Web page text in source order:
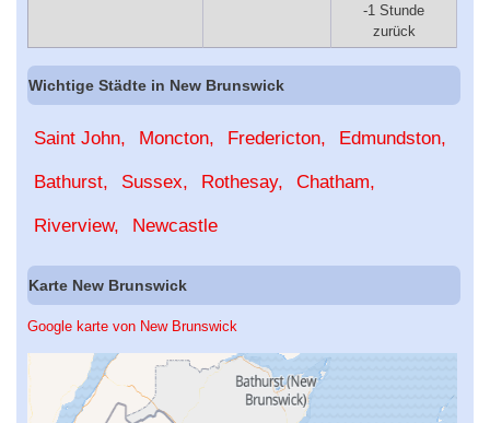
-1 Stunde
zurück
Wichtige Städte in New Brunswick
Saint John Moncton Fredericton Edmundston
Bathurst Sussex Rothesay Chatham
Riverview Newcastle
Karte New Brunswick
Google karte von New Brunswick